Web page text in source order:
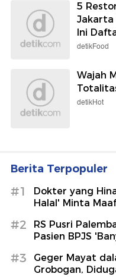
5
Jakarta
Ini
detikFood
Wajah
detikHot
Berita Terpopuler
#1
Dokter yang
Halal' Minta
#2
RS Pusri
Pasien BPJS
#3
Geger Mayat
Grobogan,